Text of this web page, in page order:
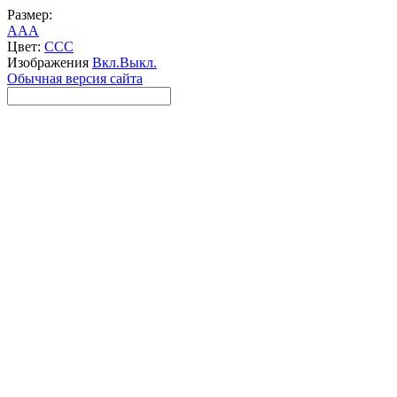
Размер:
AAA
Цвет: CCC
Изображения Вкл.Выкл.
Обычная версия сайта